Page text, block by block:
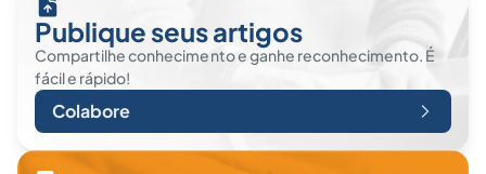
Publique seus artigos
Compartilhe conhecimento e ganhe reconhecimento. É
fácil e rápido!
Colabore